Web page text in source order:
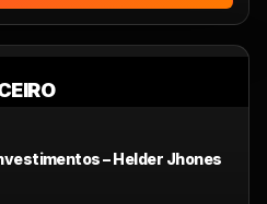
– Helder Jhones